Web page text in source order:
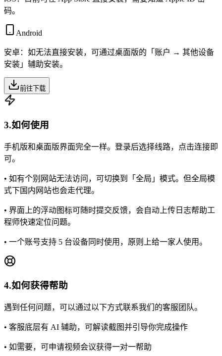
码。
Android
安卓：如无法直接安装，可通过桌面版的「账户 → 其他设备
安装」辅助安装。
前往下载
3.如何使用
手机版和桌面版界面完全一样。登录后选择线路，点击连接即
可。
• 如有个别网站无法访问，可切换到「全局」模式。但全局模
式下国内网站也会走代理。
• 界面上的浮动图标可随时提交反馈，会自动上传日志帮助工
程师快速定位问题。
• 一个账号支持 5 台设备同时使用，原则上给一家人使用。
4.如何获得帮助
遇到任何问题，可以通过以下方式联系我们的客服团队。
• 客服底层有 AI 辅助，可解读截图并引导你完成操作
• 如需要，可申请视频会议获得一对一帮助